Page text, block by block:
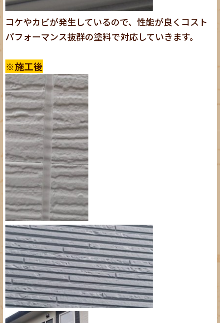
コケやカビが発生しているので、性能が良くコスト
パフォーマンス抜群の塗料で対応していきます。
※施工後